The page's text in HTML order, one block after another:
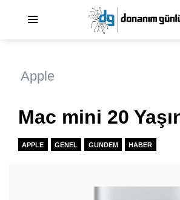
Apple
Mac mini 20
APPLE GENEL GUNDEM HABER